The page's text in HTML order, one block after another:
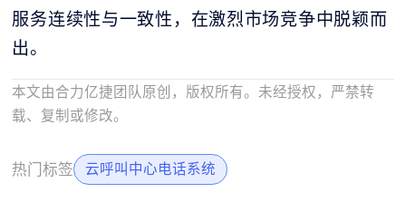
服务连续性与一致性，在激烈市场竞争中脱颖而
出。
本文由合力亿捷团队原创，版权所有。未经授权，严禁转
载、复制或修改。
热门标签 云呼叫中心电话系统